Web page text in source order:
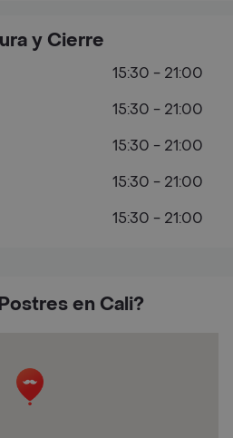
en Cali?
y Cierre
15:30 - 21:00
15:30 - 21:00
15:30 - 21:00
15:30 - 21:00
15:30 - 21:00